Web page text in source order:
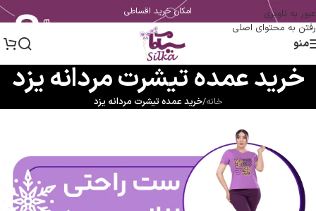
عبور به ناوبری
رفتن به محتوای اصلی
امکان خرید اقساطی
منو
خرید عمده تیشرت مردانه یزد
خانه/خرید عمده تیشرت مردانه یزد